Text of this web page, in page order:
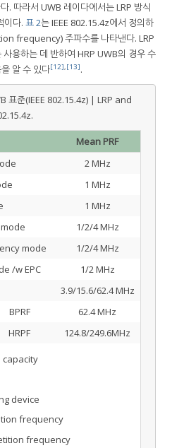
. 따라서 UWB 레이다에서는 LRP 방식
이다. 표 2는 IEEE 802.15.4z에서 정의하
frequency) 주파수를 나타낸다. LRP
용하는 데 반하여 HRP UWB의 경우 수
알 수 있다[12],[13].
표준(IEEE 802.15.4z) | LRP and
Mean PRF
2 MHz
1 MHz
1 MHz
1/2/4 MHz
mode
1/2/4 MHz
/w EPC
1/2 MHz
3.9/15.6/62.4 MHz
BPRF
62.4 MHz
HRPF
124.8/249.6MHz
capacity
device
frequency
frequency